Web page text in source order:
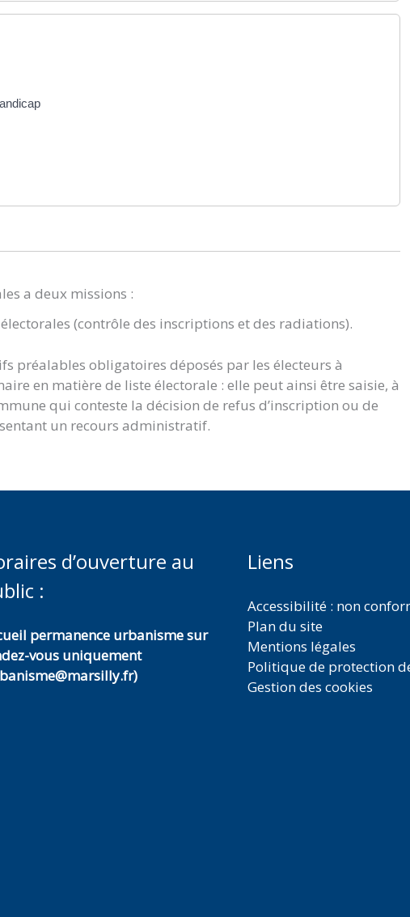
a deux missions :
(contrôle des inscriptions et des radiations).
préalables obligatoires déposés par les électeurs à
en matière de liste électorale : elle peut ainsi être saisie, à
qui conteste la décision de refus d’inscription ou de
un recours administratif.
d’ouverture au
:
permanence urbanisme sur
vous uniquement
Liens
Accessibilité : non
Plan du site
Mentions légales
Politique de protection
Gestion des cookies